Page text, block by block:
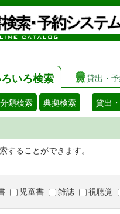
いろ検索 貸出・
類検索 典拠検索 貸出
することができます。
児童書 雑誌 視聴覚